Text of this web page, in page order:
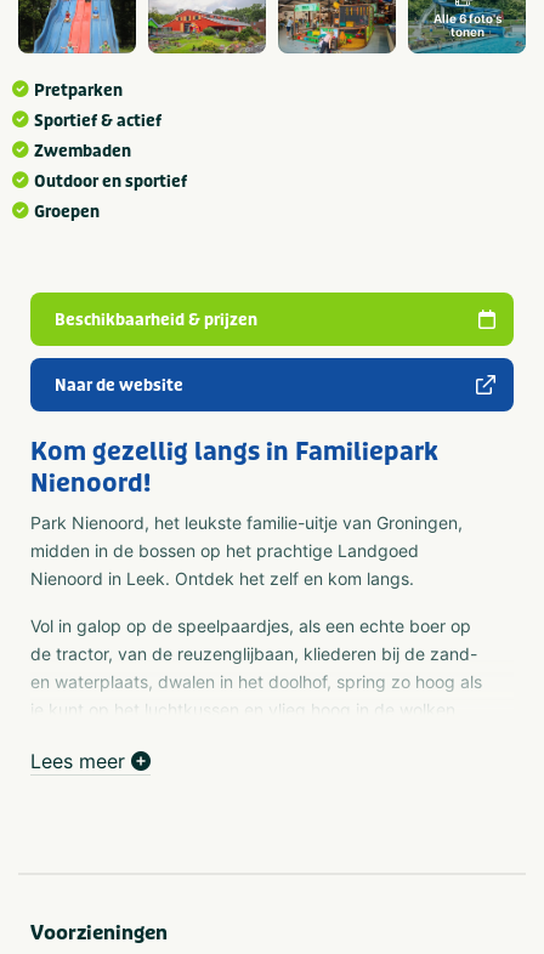
Alle 6 foto's
tonen
Pretparken
Sportief & actief
Zwembaden
Outdoor en sportief
Groepen
Beschikbaarheid & prijzen
Naar de website
Kom gezellig langs in Familiepark
Nienoord!
Park Nienoord, het leukste familie-uitje van Groningen,
midden in de bossen op het prachtige Landgoed
Nienoord in Leek. Ontdek het zelf en kom langs.
Vol in galop op de speelpaardjes, als een echte boer op
de tractor, van de reuzenglijbaan, kliederen bij de zand-
en waterplaats, dwalen in het doolhof, spring zo hoog als
je kunt op het luchtkussen en vlieg hoog in de wolken,
met de miniatuurtrein van Nienoord Spoor. Op zon- en
Lees meer
Voorzieningen